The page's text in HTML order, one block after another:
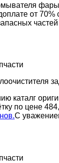
от
каталг
по цене
С